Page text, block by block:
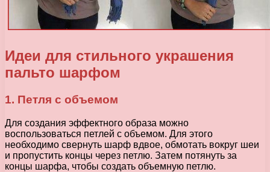
Идеи для стильного украшения
пальто шарфом
1. Петля с объемом
Для создания эффектного образа можно
воспользоваться петлей с объемом. Для этого
необходимо свернуть шарф вдвое, обмотать вокруг шеи
и пропустить концы через петлю. Затем потянуть за
концы шарфа, чтобы создать объемную петлю.